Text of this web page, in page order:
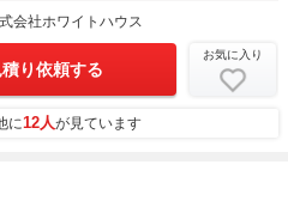
会社ホワイトハウス
り依頼する
お気に入り
に12人が見ています